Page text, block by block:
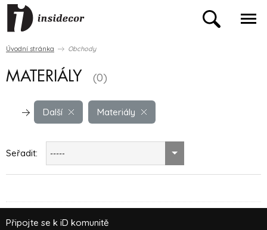
Úvodní stránka Obchody
MATERIÁLY (0)
Další Materiály
Seřadit: -----
Připojte se k iD komunitě